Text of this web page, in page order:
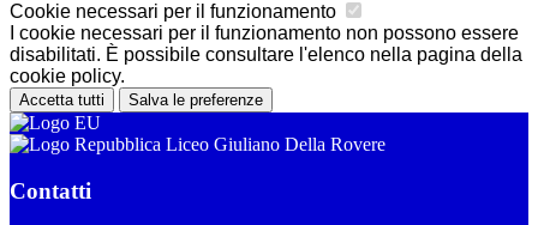
Cookie necessari per il funzionamento
I cookie necessari per il funzionamento non possono essere
disabilitati. È possibile consultare l'elenco nella pagina della
cookie policy.
Accetta tutti Salva le preferenze
Liceo Giuliano Della Rovere
Contatti